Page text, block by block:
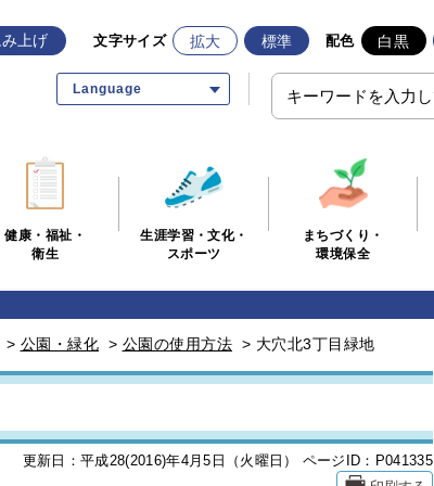
上げ 文字サイズ 拡大 標準 配色 白黒
Language
健康・福祉・
衛生
生涯学習・文化・
スポーツ
まちづくり・
環境保全
> 公園・緑化 > 公園の使用方法 > 大穴北3丁目緑地
更新日：平成28(2016)年4月5日（火曜日） ページID：P041335